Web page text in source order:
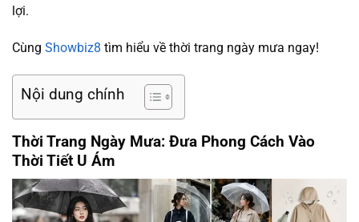
lợi.
Cùng Showbiz8 tìm hiểu về thời trang ngày mưa ngay!
Nội dung chính
Thời Trang Ngày Mưa: Đưa Phong Cách Vào
Thời Tiết U Ám